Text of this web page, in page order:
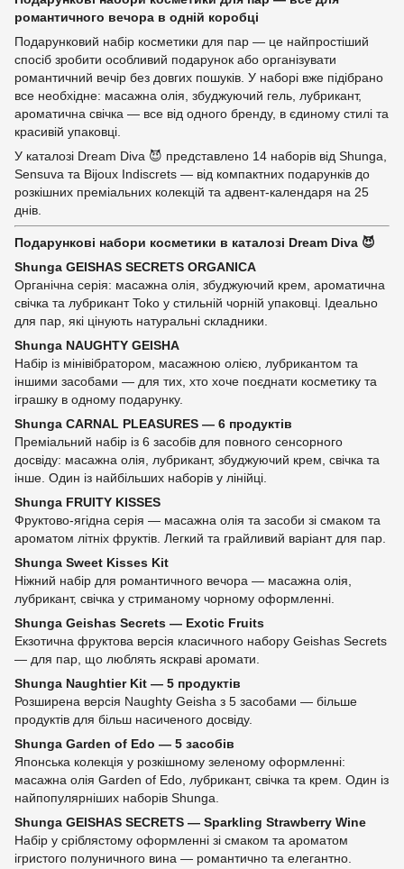
романтичного вечора в одній коробці
Подарунковий набір косметики для пар — це найпростіший
спосіб зробити особливий подарунок або організувати
романтичний вечір без довгих пошуків. У наборі вже підібрано
все необхідне: масажна олія, збуджуючий гель, лубрикант,
ароматична свічка — все від одного бренду, в єдиному стилі та
красивій упаковці.
У каталозі Dream Diva 😈 представлено 14 наборів від Shunga,
Sensuva та Bijoux Indiscrets — від компактних подарунків до
розкішних преміальних колекцій та адвент-календаря на 25
днів.
Подарункові набори косметики в каталозі Dream Diva 😈
Shunga GEISHAS SECRETS ORGANICA
Органічна серія: масажна олія, збуджуючий крем, ароматична
свічка та лубрикант Toko у стильній чорній упаковці. Ідеально
для пар, які цінують натуральні складники.
Shunga NAUGHTY GEISHA
Набір із мінівібратором, масажною олією, лубрикантом та
іншими засобами — для тих, хто хоче поєднати косметику та
іграшку в одному подарунку.
Shunga CARNAL PLEASURES — 6 продуктів
Преміальний набір із 6 засобів для повного сенсорного
досвіду: масажна олія, лубрикант, збуджуючий крем, свічка та
інше. Один із найбільших наборів у лінійці.
Shunga FRUITY KISSES
Фруктово-ягідна серія — масажна олія та засоби зі смаком та
ароматом літніх фруктів. Легкий та грайливий варіант для пар.
Shunga Sweet Kisses Kit
Ніжний набір для романтичного вечора — масажна олія,
лубрикант, свічка у стриманому чорному оформленні.
Shunga Geishas Secrets — Exotic Fruits
Екзотична фруктова версія класичного набору Geishas Secrets
— для пар, що люблять яскраві аромати.
Shunga Naughtier Kit — 5 продуктів
Розширена версія Naughty Geisha з 5 засобами — більше
продуктів для більш насиченого досвіду.
Shunga Garden of Edo — 5 засобів
Японська колекція у розкішному зеленому оформленні:
масажна олія Garden of Edo, лубрикант, свічка та крем. Один із
найпопулярніших наборів Shunga.
Shunga GEISHAS SECRETS — Sparkling Strawberry Wine
Набір у сріблястому оформленні зі смаком та ароматом
ігристого полуничного вина — романтично та елегантно.